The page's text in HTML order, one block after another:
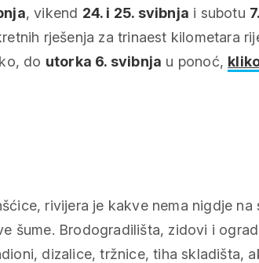
, vikend 24. i 25. svibnja i subotu
rješenja za trinaest kilometara
do utorka 6. svibnja u ponoć,
rivijera je kakve nema nigdje na
šume. Brodogradilišta, zidovi i
dizalice, tržnice, tiha skladišta,